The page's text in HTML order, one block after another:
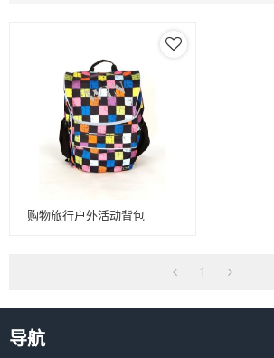
购物旅行户外活动背包
1
导航